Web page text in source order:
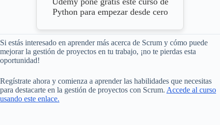
Python para empezar desde cero
Si estás interesado en aprender más acerca de Scrum y cómo puede
mejorar la gestión de proyectos en tu trabajo, ¡no te pierdas esta
oportunidad!
Regístrate ahora y comienza a aprender las habilidades que necesitas
para destacarte en la gestión de proyectos con Scrum. Accede al curso
usando este enlace.